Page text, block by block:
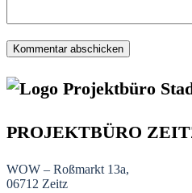
PROJEKTBÜRO
WOW – Roßmarkt 13a,
06712 Zeitz